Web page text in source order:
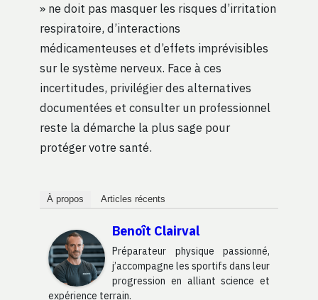
» ne doit pas masquer les risques d’irritation
respiratoire, d’interactions
médicamenteuses et d’effets imprévisibles
sur le système nerveux. Face à ces
incertitudes, privilégier des alternatives
documentées et consulter un professionnel
reste la démarche la plus sage pour
protéger votre santé.
À propos Articles récents
Benoît Clairval
Préparateur physique passionné,
j’accompagne les sportifs dans leur
progression en alliant science et
expérience terrain.